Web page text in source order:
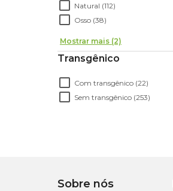
Natural (112)
Osso (38)
Mostrar mais (2)
Transgênico
Com transgênico (22)
Sem transgênico (253)
Sobre nós